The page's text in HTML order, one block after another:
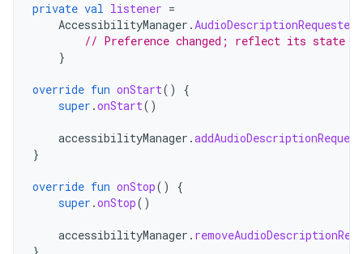
private val listener =
AccessibilityManager .
// Preference changed; reflect its state in
}
override fun onStart()
{
super .onStart()
accessibilityManager .
}
override fun onStop()
{
super .onStop()
accessibilityManager .